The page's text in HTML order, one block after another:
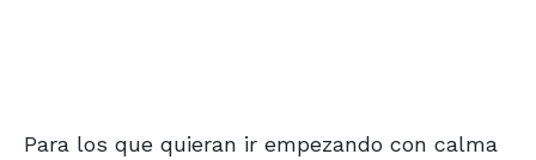
Para los que quieran ir empezando con calma